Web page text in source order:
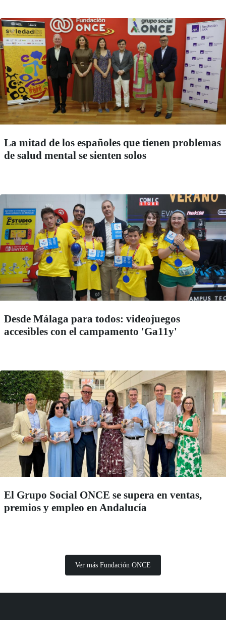
La mitad de los españoles que tienen problemas
de salud mental se sienten solos
Desde Málaga para todos: videojuegos
accesibles con el campamento 'Ga11y'
El Grupo Social ONCE se supera en ventas,
premios y empleo en Andalucía
Ver más Fundación ONCE